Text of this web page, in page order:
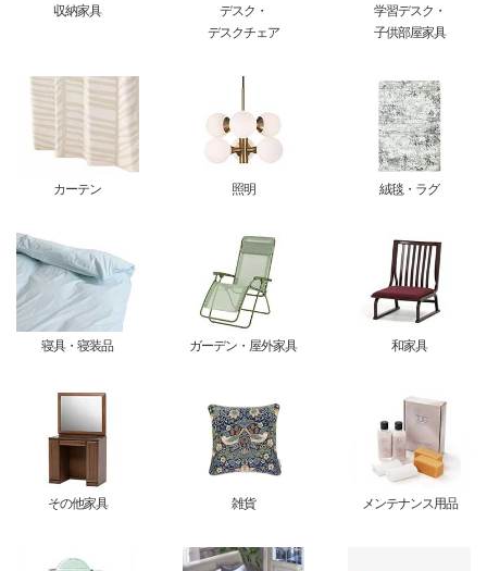
収納家具
デスク・
デスクチェア
学習デスク・
子供部屋家具
カーテン 照明 絨毯・ラグ
寝具・寝装品 ガーデン・屋外家具 和家具
その他家具 雑貨 メンテナンス用品